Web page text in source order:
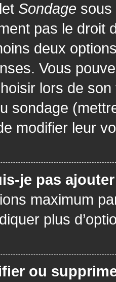
Sondage sous
pas le
deux
Vous
lors de
sondage
modifier leur
je pas
maximum
plus
ou